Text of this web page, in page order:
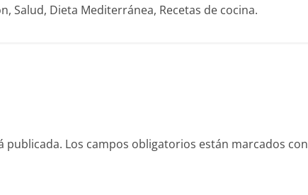
Salud, Dieta Mediterránea, Recetas de cocina.
publicada. Los campos obligatorios están marcados con